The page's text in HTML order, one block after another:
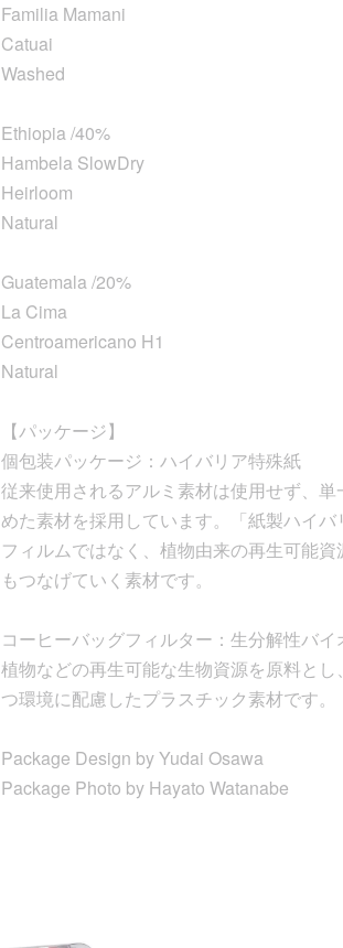
Familia Mamani
Catuai
Washed
Ethiopia /40%
Hambela SlowDry
Heirloom
Natural
Guatemala /20%
La Cima
Centroamericano H1
Natural
【パッケージ】
個包装パッケージ：ハイバリア特殊紙
従来使用されるアルミ素材は使用せず、
めた素材を採用しています。「紙製ハイ
フィルムではなく、植物由来の再生可能
もつなげていく素材です。
コーヒーバッグフィルター：生分解性バイ
植物などの再生可能な生物資源を原料と
つ環境に配慮したプラスチック素材です。
Package Design by Yudai Osawa
Package Photo by Hayato Watanabe